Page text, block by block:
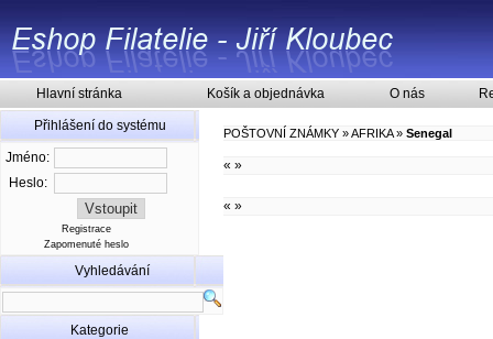
Hlavní stránka Košík a objednávka O nás
Přihlášení do systému
Jméno:
Heslo:
Registrace
Zapomenuté heslo
Vyhledávání
Kategorie
POŠTOVNÍ ZNÁMKY »AFRIKA» Senegal
« »
« »